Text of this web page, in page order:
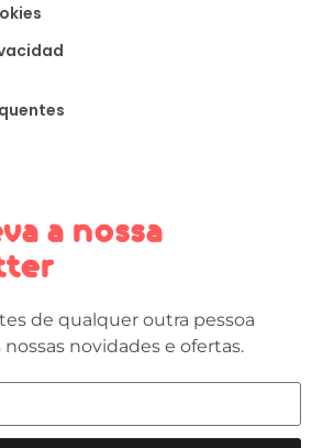
a nossa
de qualquer outra pessoa
novidades e ofertas.